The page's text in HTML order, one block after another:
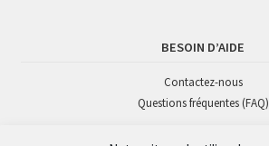
BESOIN D’AIDE
Contactez-nous
Questions fréquentes (FAQ)